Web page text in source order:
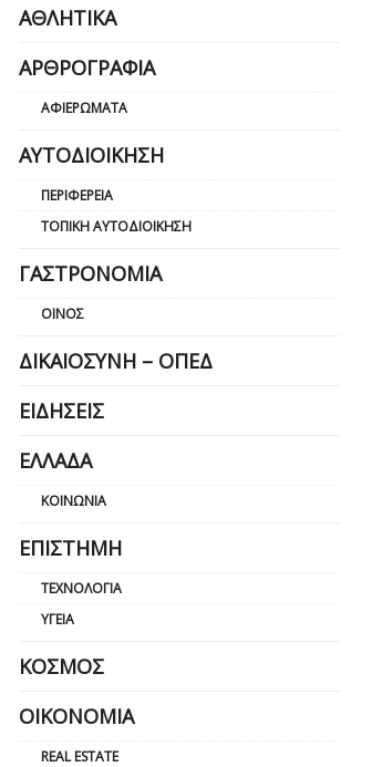
ΑΘΛΗΤΙΚΆ
ΑΡΘΡΟΓΡΑΦΊΑ
ΑΦΙΕΡΏΜΑΤΑ
ΑΥΤΟΔΙΟΊΚΗΣΗ
ΠΕΡΙΦΈΡΕΙΑ
ΤΟΠΙΚΉ ΑΥΤΟΔΙΟΊΚΗΣΗ
ΓΑΣΤΡΟΝΟΜΊΑ
ΟΊΝΟΣ
ΔΙΚΑΙΟΣΎΝΗ – ΟΠΕΔ
ΕΙΔΉΣΕΙΣ
ΕΛΛΆΔΑ
ΚΟΙΝΩΝΊΑ
ΕΠΙΣΤΉΜΗ
ΤΕΧΝΟΛΟΓΊΑ
ΥΓΕΊΑ
ΚΌΣΜΟΣ
ΟΙΚΟΝΟΜΊΑ
REAL ESTATE